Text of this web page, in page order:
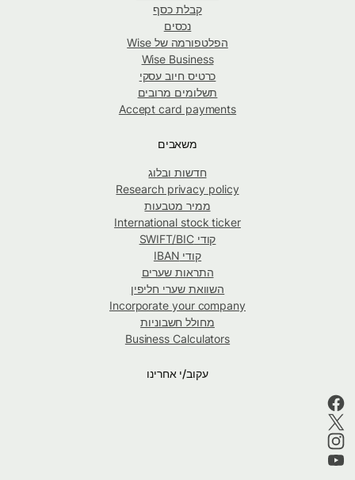
קבלת כסף
נכסים
הפלטפורמה של Wise
Wise Business
כרטיס חיוב עסקי
תשלומים מרובים
Accept card payments
משאבים
חדשות ובלוג
Research privacy policy
ממיר מטבעות
International stock ticker
קודי SWIFT/BIC
קודי IBAN
התראות שערים
השוואת שערי חליפין
Incorporate your company
מחולל חשבוניות
Business Calculators
עקוב/י אחרינו